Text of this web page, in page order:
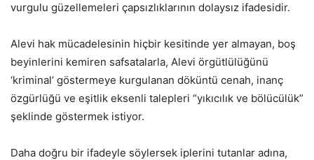
vurgulu güzellemeleri çapsızlıklarının dolaysız ifadesidir.
Alevi hak mücadelesinin hiçbir kesitinde yer almayan, boş
beyinlerini kemiren safsatalarla, Alevi örgütlülüğünü
‘kriminal’ göstermeye kurgulanan döküntü cenah, inanç
özgürlüğü ve eşitlik eksenli talepleri “yıkıcılık ve bölücülük”
şeklinde göstermek istiyor.
Daha doğru bir ifadeyle söylersek iplerini tutanlar adına,